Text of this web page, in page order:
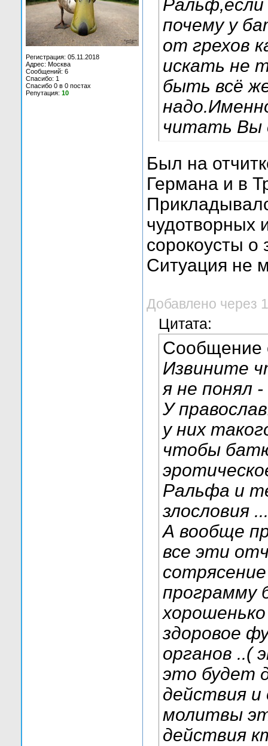
Регистрация: 05.11.2018
Адрес: Москва
Сообщений: 6
Спасибо: 1
Спасибо 0 в 0 постах
Репутация: 10
Ральф,если
почему у
от грехов
искать не
быть всё
читать Вы
Был на
Германа и в
чудотворных
сорокоусты
Ситуация не
Добавлено через
Цитата:
Сообщение
Извините
я не понял
У
у них
чтобы
Ральфа и
злословия
А вообще
все эти
программу
здоровое
органов ..(
это будет
действия и
молитвы
действия